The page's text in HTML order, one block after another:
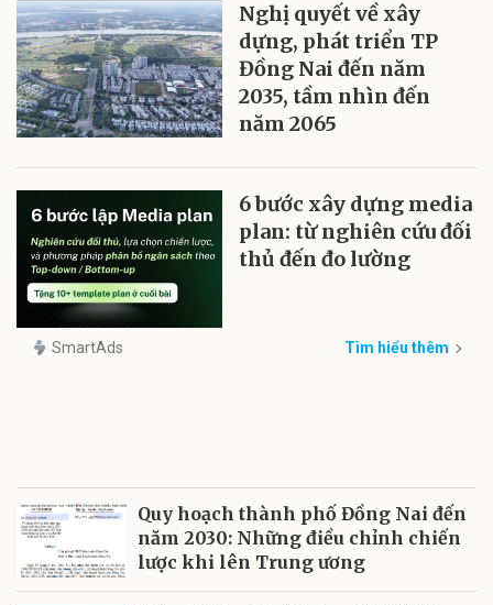
Nghị quyết về xây
dựng, phát triển TP
Đồng Nai đến năm
2035, tầm nhìn đến
năm 2065
6 bước xây dựng media
plan: từ nghiên cứu đối
thủ đến đo lường
SmartAds Tìm hiểu thêm
Quy hoạch thành phố Đồng Nai đến
năm 2030: Những điều chỉnh chiến
lược khi lên Trung ương